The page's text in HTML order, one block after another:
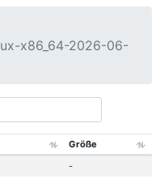
x86_64-2026-06-
Größe
-